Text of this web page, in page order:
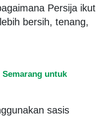
Persija ikut
bersih, tenang,
untuk
sasis